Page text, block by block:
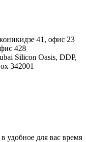
41, офис 23
428
Silicon Oasis, DDP,
342001
удобное для вас время